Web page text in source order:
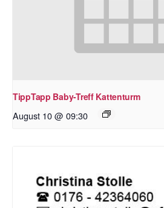
TippTapp Baby-Treff Kattenturm
August 10 @ 09:30